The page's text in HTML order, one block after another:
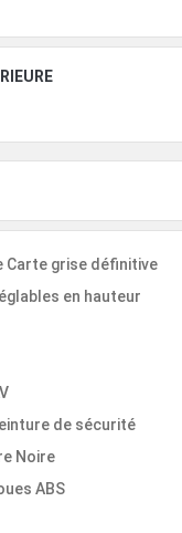
Carte grise définitive
en hauteur
de sécurité
Noire
ABS